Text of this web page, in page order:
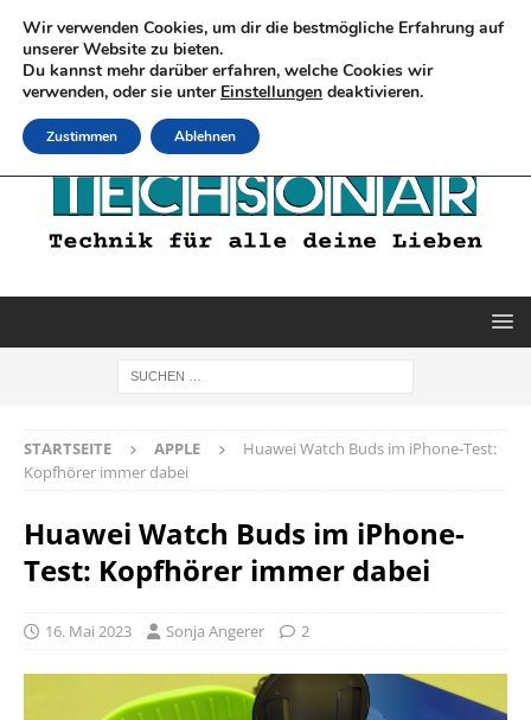
STARTSEITE APPLE
Huawei Watch Buds im iPhone-Test:
Kopfhörer immer dabei
Huawei Watch Buds im iPhone-
Test: Kopfhörer immer dabei
16. Mai 2023 Sonja Angerer 2
Wir verwenden Cookies, um dir die bestmögliche Erfahrung auf
unserer Website zu bieten.
Du kannst mehr darüber erfahren, welche Cookies wir
verwenden, oder sie unter Einstellungen deaktivieren.
Zustimmen Ablehnen